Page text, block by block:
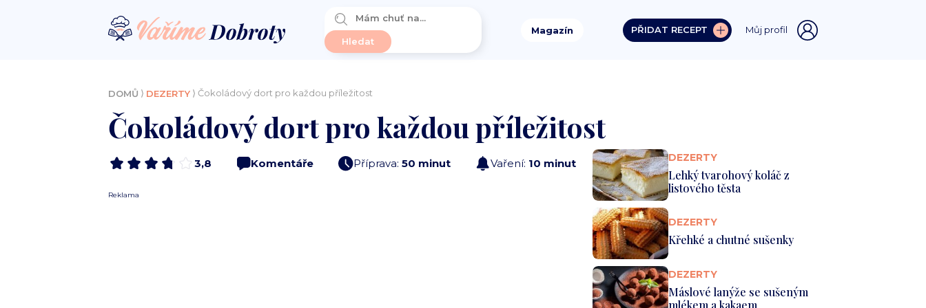
Magazín PŘIDAT RECEPT Můj profil
DOMŮ ⟩ DEZERTY⟩ Čokoládový dort pro každou příležitost
Čokoládový dort pro každou příležitost
3,8 Komentáře Příprava: 50 minut Vaření: 10 minut
Reklama
DEZERTY
Lehký tvarohový koláč z
listového těsta
DEZERTY
Křehké a chutné sušenky
DEZERTY
Máslové lanýže se sušeným
mlékem a kakaem